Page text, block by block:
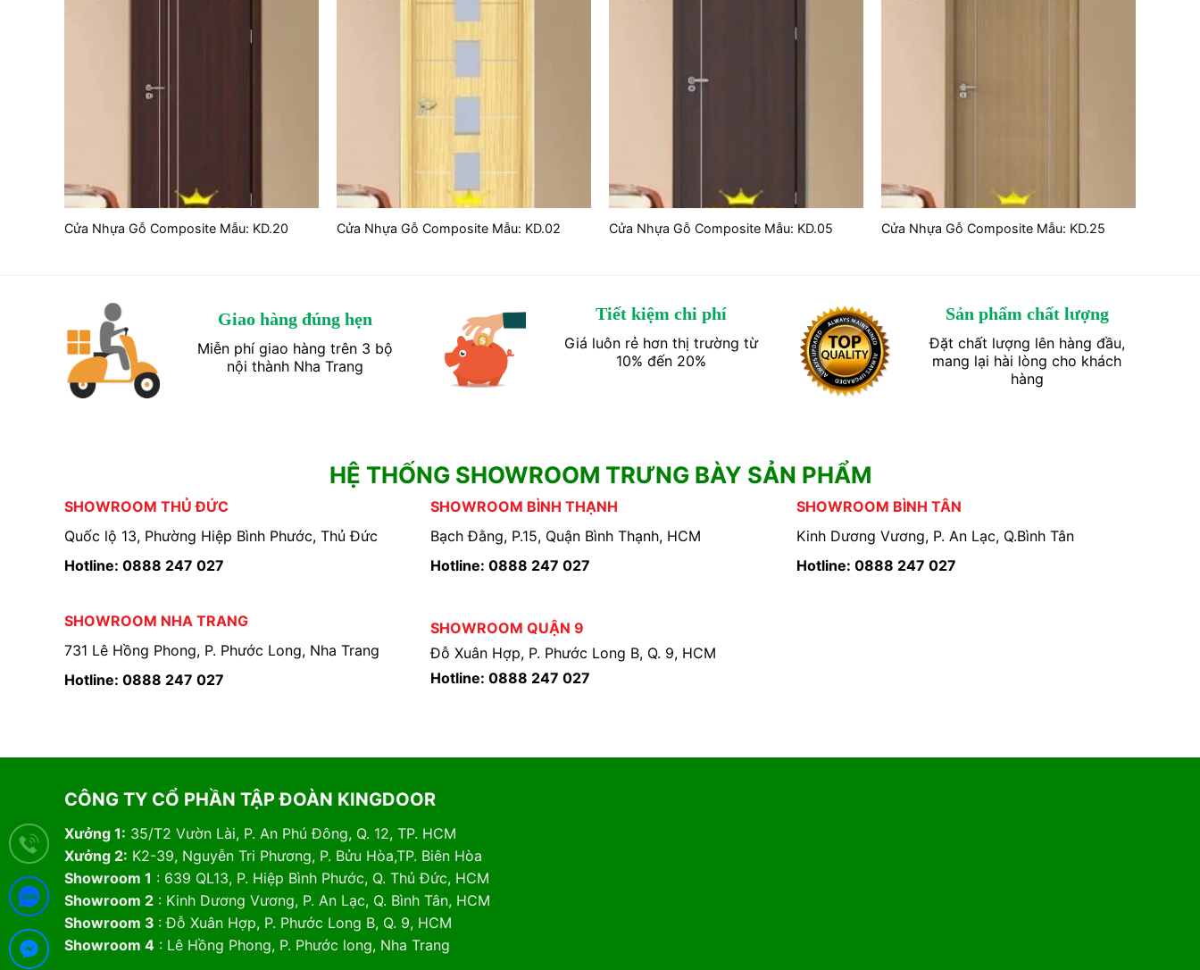
Cửa Nhựa Gỗ Composite Mẫu: KD.20 Cửa Nhựa Gỗ Composite Mẫu: KD.02 Cửa Nhựa Gỗ Composite Mẫu: KD.05 Cửa Nhựa Gỗ Composite Mẫu: KD.25
Giao hàng đúng hẹn
Miễn phí giao hàng trên 3 bộ
nội thành Nha Trang
Tiết kiệm chi phí
Giá luôn rẻ hơn thị trường từ
10% đến 20%
Sản phẩm chất lượng
Đặt chất lượng lên hàng đầu,
mang lại hài lòng cho khách
hàng
HỆ THỐNG SHOWROOM TRƯNG BÀY SẢN PHẨM
SHOWROOM THỦ ĐỨC
Quốc lộ 13, Phường Hiệp Bình Phước, Thủ Đức
Hotline: 0888 247 027
SHOWROOM BÌNH THẠNH
Bạch Đằng, P.15, Quận Bình Thạnh, HCM
Hotline: 0888 247 027
SHOWROOM BÌNH TÂN
Kinh Dương Vương, P. An Lạc, Q.Bình Tân
Hotline: 0888 247 027
SHOWROOM NHA TRANG
731 Lê Hồng Phong, P. Phước Long, Nha Trang
Hotline: 0888 247 027
SHOWROOM QUẬN 9
Đỗ Xuân Hợp, P. Phước Long B, Q. 9, HCM
Hotline: 0888 247 027
CÔNG TY CỔ PHẦN TẬP ĐOÀN KINGDOOR
Xưởng 1: 35/T2 Vườn Lài, P. An Phú Đông, Q. 12, TP. HCM
Xưởng 2: K2-39, Nguyễn Tri Phương, P. Bửu Hòa,TP. Biên Hòa
Showroom 1 : 639 QL13, P. Hiệp Bình Phước, Q. Thủ Đức, HCM
Showroom 2: Kinh Dương Vương, P. An Lạc, Q. Bình Tân, HCM
Showroom 3 : Đỗ Xuân Hợp, P. Phước Long B, Q. 9, HCM
Showroom 4: Lê Hồng Phong, P. Phước long, Nha Trang